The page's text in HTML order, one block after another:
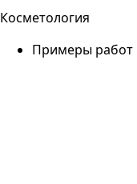
Косметология
Примеры работ